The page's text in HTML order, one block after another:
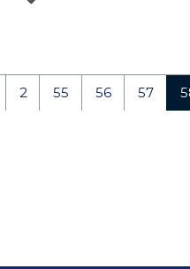
2 55 56 57